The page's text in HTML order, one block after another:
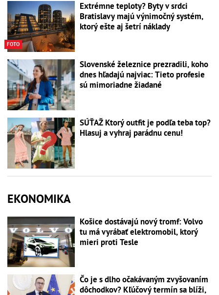
FOTO
Extrémne teploty? Byty v srdci
Bratislavy majú výnimočný systém,
ktorý ešte aj šetrí náklady
Slovenské železnice prezradili, koho
dnes hľadajú najviac: Tieto profesie
sú mimoriadne žiadané
SÚŤAŽ Ktorý outfit je podľa teba top?
Hlasuj a vyhraj parádnu cenu!
EKONOMIKA
Košice dostávajú nový tromf: Volvo
tu má vyrábať elektromobil, ktorý
mieri proti Tesle
Čo je s dlho očakávaným zvyšovaním
dôchodkov? Kľúčový termín sa blíži,